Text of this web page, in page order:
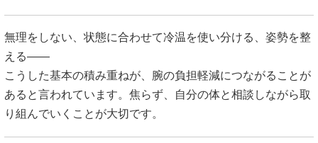
無理をしない、状態に合わせて冷温を使い分ける、姿勢を整
える――
こうした基本の積み重ねが、腕の負担軽減につながることが
あると言われています。焦らず、自分の体と相談しながら取
り組んでいくことが大切です。